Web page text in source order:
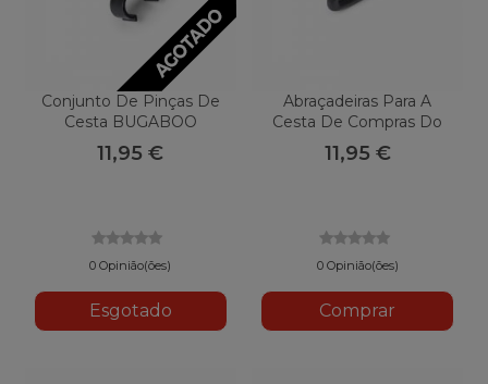
Conjunto De Pinças De
Cesta BUGABOO
Shopping Burro
11,95 €
0 Opinião(ões)
Esgotado
Abraçadeiras Para A
Cesta De Compras Do
BUGABOO Burro
11,95 €
0 Opinião(ões)
Comprar